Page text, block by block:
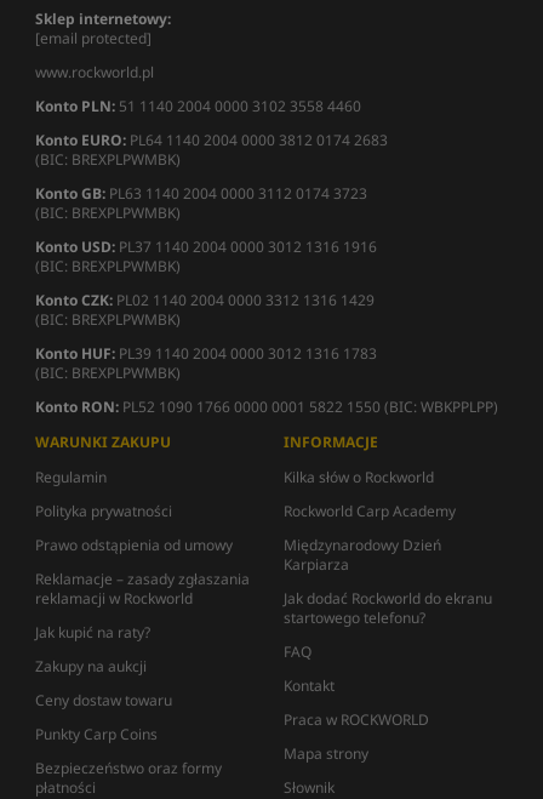
Sklep internetowy:
[email protected]
www.rockworld.pl
Konto PLN: 51 1140 2004 0000 3102 3558 4460
Konto EURO: PL64 1140 2004 0000 3812 0174 2683
(BIC: BREXPLPWMBK)
Konto GB: PL63 1140 2004 0000 3112 0174 3723
(BIC: BREXPLPWMBK)
Konto USD: PL37 1140 2004 0000 3012 1316 1916
(BIC: BREXPLPWMBK)
Konto CZK: PL02 1140 2004 0000 3312 1316 1429
(BIC: BREXPLPWMBK)
Konto HUF: PL39 1140 2004 0000 3012 1316 1783
(BIC: BREXPLPWMBK)
Konto RON: PL52 1090 1766 0000 0001 5822 1550 (BIC: WBKPPLPP)
WARUNKI ZAKUPU
Regulamin
Polityka prywatności
Prawo odstąpienia od umowy
Reklamacje – zasady zgłaszania
reklamacji w Rockworld
Jak kupić na raty?
Zakupy na aukcji
Ceny dostaw towaru
Punkty Carp Coins
Bezpieczeństwo oraz formy
płatności
INFORMACJE
Kilka słów o Rockworld
Rockworld Carp Academy
Międzynarodowy Dzień
Karpiarza
Jak dodać Rockworld do ekranu
startowego telefonu?
FAQ
Kontakt
Praca w ROCKWORLD
Mapa strony
Słownik